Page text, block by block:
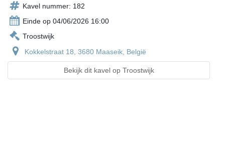
Kavel nummer: 182
Einde op 04/06/2026 16:00
Troostwijk
Kokkelstraat 18, 3680 Maaseik, België
Bekijk dit kavel op Troostwijk